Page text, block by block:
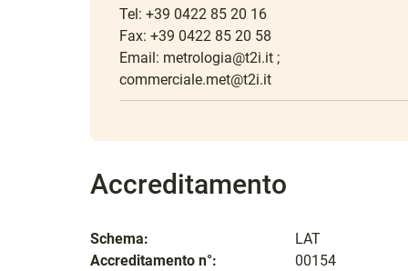
Tel: +39 0422 85 20 16
Fax: +39 0422 85 20 58
Email: metrologia@t2i.it ;
commerciale.met@t2i.it
Accreditamento
Schema:
LAT
Accreditamento n°:
00154